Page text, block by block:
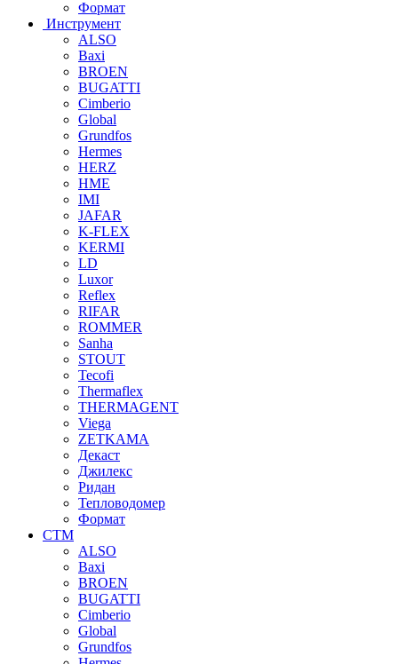
Формат
Инструмент
ALSO
Baxi
BROEN
BUGATTI
Cimberio
Global
Grundfos
Hermes
HERZ
HME
IMI
JAFAR
K-FLEX
KERMI
LD
Luxor
Reflex
RIFAR
ROMMER
Sanha
STOUT
Tecofi
Thermaflex
THERMAGENT
Viega
ZETKAMA
Декаст
Джилекс
Ридан
Тепловодомер
Формат
СТМ
ALSO
Baxi
BROEN
BUGATTI
Cimberio
Global
Grundfos